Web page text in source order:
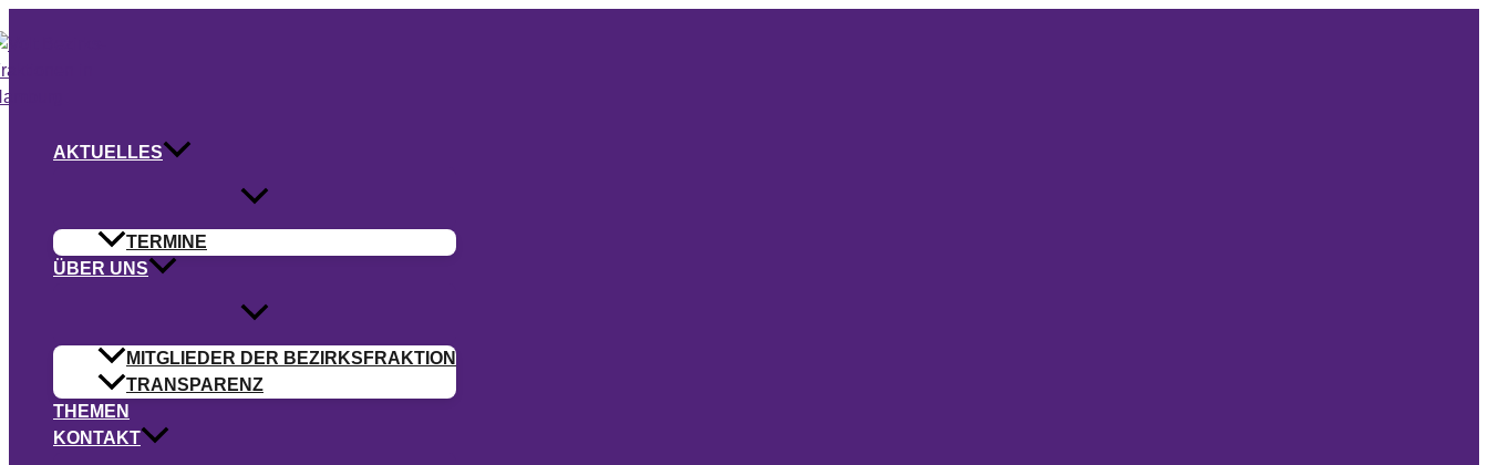
Inhalt
springen
AKTUELLES
TERMINE
ÜBER UNS
MITGLIEDER DER BEZIRKSFRAKTION
TRANSPARENZ
THEMEN
KONTAKT